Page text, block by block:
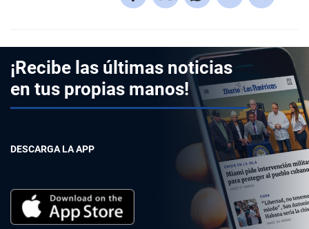
¡Recibe las últimas noticias
en tus propias manos!
DESCARGA LA APP